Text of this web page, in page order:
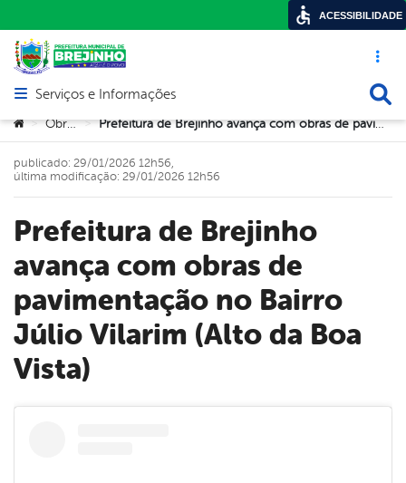
Acesso
Abrir menu principal de navegação
Serviços e Informações
Você está aqui:
> Obras > Prefeitura de Brejinho avança com obras de pavimentação no Bairro Júlio Vilarim (Alto da Boa Vista)
Prefeitura de Brejinho
avança com obras de
pavimentação no Bairro
Júlio Vilarim (Alto da Boa
Vista)
publicado: 29/01/2026 12h56,
última modificação: 29/01/2026 12h56
ACESSIBILIDADE